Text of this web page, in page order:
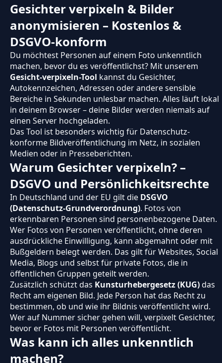
Gesichter verpixeln & Bilder
anonymisieren – Kostenlos &
DSGVO-konform
Du möchtest Personen auf einem Foto unkenntlich
machen, bevor du es veröffentlichst? Mit unserem
Gesicht-verpixeln-Tool kannst du Gesichter,
Autokennzeichen, Adressen oder andere sensible
Bereiche in Sekunden unlesbar machen. Alles läuft lokal
in deinem Browser – deine Bilder werden niemals auf
einen Server hochgeladen.
Das Tool ist besonders wichtig für Datenschutz-
konforme Bildveröffentlichung im Netz, in sozialen
Medien oder in Presseberichten.
Warum Gesichter verpixeln? –
DSGVO und Persönlichkeitsrechte
In Deutschland und der EU gilt die DSGVO
(Datenschutz-Grundverordnung). Fotos von
erkennbaren Personen sind personenbezogene Daten.
Wer Fotos von Personen veröffentlicht, ohne deren
ausdrückliche Einwilligung, kann abgemahnt oder mit
Bußgeldern belegt werden. Das gilt für Websites, Social
Media, Blogs und selbst für private Fotos, die in
öffentlichen Gruppen geteilt werden.
Zusätzlich schützt das Kunsturhebergesetz (KUG)das
Recht am eigenen Bild. Jede Person hat das Recht zu
bestimmen, ob und wie ihr Bildnis veröffentlicht wird.
Wer auf Nummer sicher gehen will, verpixelt Gesichter,
bevor er Fotos mit Personen veröffentlicht.
Was kann ich alles unkenntlich
machen?